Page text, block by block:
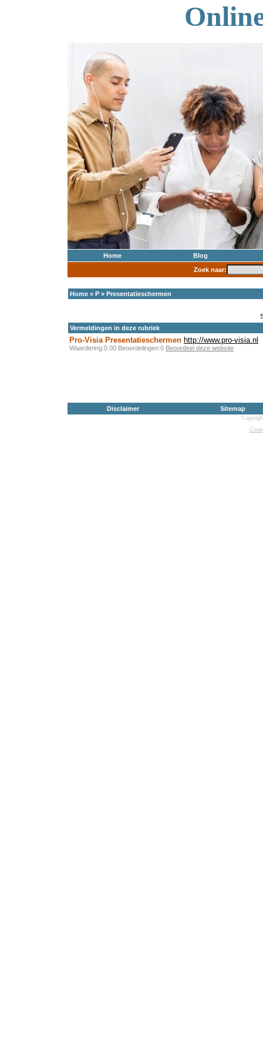
Home
Blog
Zoek naar:
Home » P » Presentatieschermen
Vermeldingen in deze rubriek
Pro-Visia Presentatieschermen http://www.pro-visia.nl
Waardering:0.00 Beoordelingen:0 Beoordeel deze website
Disclaimer Sitemap